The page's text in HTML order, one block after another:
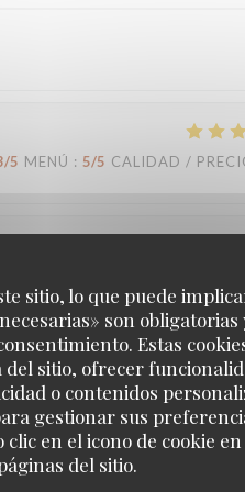
sitio, lo que puede
son
Estas
sitio, ofrecer
o contenidos
gestionar sus
en el icono de cookie
del sitio.
/5 MENÚ : 5/5 CALIDAD /
/5 MENÚ: 5/5 CALIDAD /
savoureux, carte qui change
Jem's